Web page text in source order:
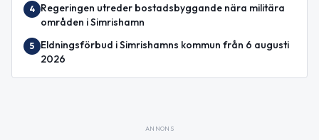
4
Regeringen utreder bostadsbyggande nära militära
områden i Simrishamn
5
Eldningsförbud i Simrishamns kommun från 6 augusti
2026
ANNONS